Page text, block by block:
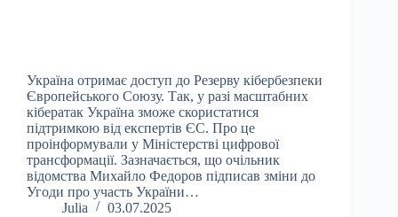
Україна отримає доступ до Резерву кібербезпеки
Європейського Союзу. Так, у разі масштабних
кібератак Україна зможе скористатися
підтримкою від експертів ЄС. Про це
проінформували у Міністерстві цифрової
трансформації. Зазначається, що очільник
відомства Михайло Федоров підписав зміни до
Угоди про участь України…
Julia
03.07.2025